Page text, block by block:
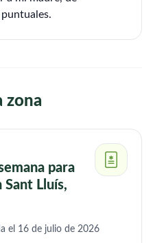
zona
para
Sant Lluís,
el 16 de julio de 2026